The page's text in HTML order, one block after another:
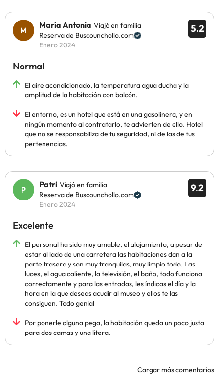
5.2
María Antonia Viajó en familia
Reserva de Buscounchollo.com
Enero 2024
Normal
El aire acondicionado, la temperatura agua ducha y la
amplitud de la habitación con balcón.
El entorno, es un hotel que está en una gasolinera, y en
ningún momento al contratarlo, te advierten de ello. Hotel
que no se responsabiliza de tu seguridad, ni de las de tus
pertenencias.
9.2
Patri Viajó en familia
Reserva de Buscounchollo.com
Enero 2024
Excelente
El personal ha sido muy amable, el alojamiento, a pesar de
estar al lado de una carretera las habitaciones dan a la
parte trasera y son muy tranquilas, muy limpio todo. Las
luces, el agua caliente, la televisión, el baño, todo funciona
correctamente y para las entradas, les índicas el día y la
hora en la que deseas acudir al museo y ellos te las
consiguen. Todo genial
Por ponerle alguna pega, la habitación queda un poco justa
para dos camas y una litera.
Cargar más comentarios